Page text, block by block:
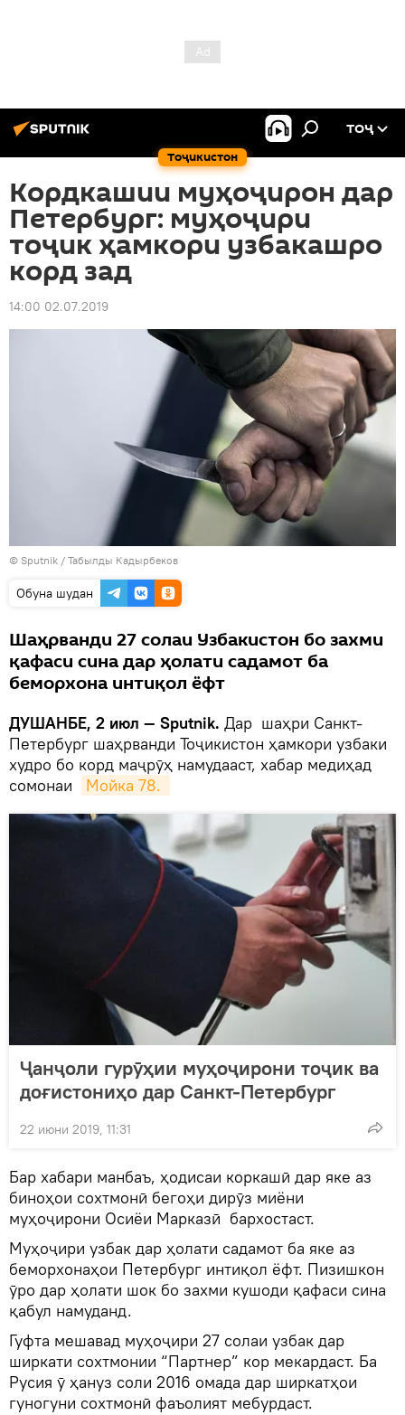
Тоҷикистон
ТОҶ
Кордкашии муҳоҷирон дар
Петербург: муҳоҷири
тоҷик ҳамкори узбакашро
корд зад
14:00 02.07.2019
© Sputnik / Табылды Кадырбеков
Обуна шудан
Шаҳрванди 27 солаи Узбакистон бо захми
қафаси сина дар ҳолати садамот ба
беморхона интиқол ёфт
ДУШАНБЕ, 2 июл — Sputnik. Дар шаҳри Санкт-
Петербург шаҳрванди Тоҷикистон ҳамкори узбаки
худро бо корд маҷрӯҳ намудааст, хабар медиҳад
сомонаи
Мойка 78.
Ҷанҷоли гурӯҳии муҳоҷирони тоҷик ва
доғистониҳо дар Санкт-Петербург
22 июни 2019, 11:31
Бар хабари манбаъ, ҳодисаи коркашӣ дар яке аз
биноҳои сохтмонӣ бегоҳи дирӯз миёни
муҳоҷирони Осиёи Марказӣ бархостаст.
Муҳоҷири узбак дар ҳолати садамот ба яке аз
беморхонаҳои Петербург интиқол ёфт. Пизишкон
ӯро дар ҳолати шок бо захми кушоди қафаси сина
қабул намуданд.
Гуфта мешавад муҳоҷири 27 солаи узбак дар
ширкати сохтмонии “Партнер” кор мекардаст. Ба
Русия ӯ ҳануз соли 2016 омада дар ширкатҳои
гуногуни сохтмонӣ фаъолият мебурдаст.